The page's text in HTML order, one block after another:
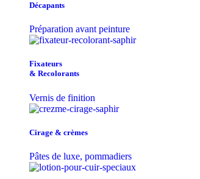
Décapants
Préparation avant peinture
Fixateurs
& Recolorants
Vernis de finition
Cirage & crèmes
Pâtes de luxe, pommadiers